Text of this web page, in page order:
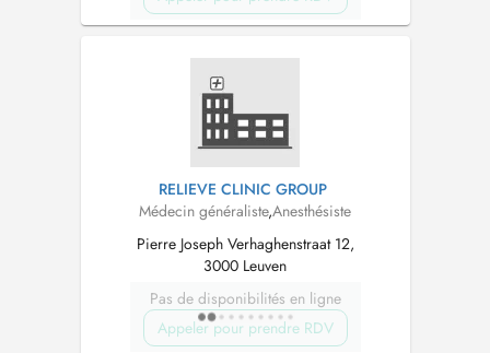
RELIEVE CLINIC GROUP
Médecin généraliste,Anesthésiste
Pierre Joseph Verhaghenstraat 12,
3000 Leuven
Pas de disponibilités en ligne
Appeler pour prendre RDV